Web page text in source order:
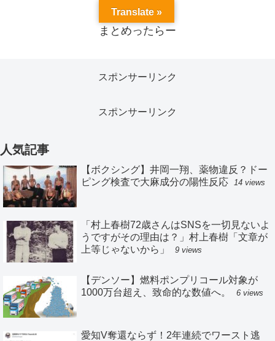
まとめったらー
スポンサーリンク
スポンサーリンク
人気記事
【ボクシング】井岡一翔、薬物違反？ドー
ピング検査で大麻成分の陽性反応
14 views
「村上春樹72歳さんはSNSを一切見ないよ
うですがその理由は？」村上春樹「文章が
上等じゃないから」
9 views
【デンソー】燃料ポンプリコール対象が
1000万台超え、致命的な数値へ。
6 views
愛知V奪還ならず！2年連続でワースト逃
Translate »